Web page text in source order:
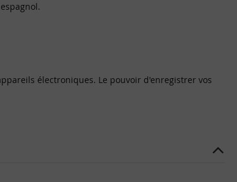
électroniques. Le pouvoir d'enregistrer vos